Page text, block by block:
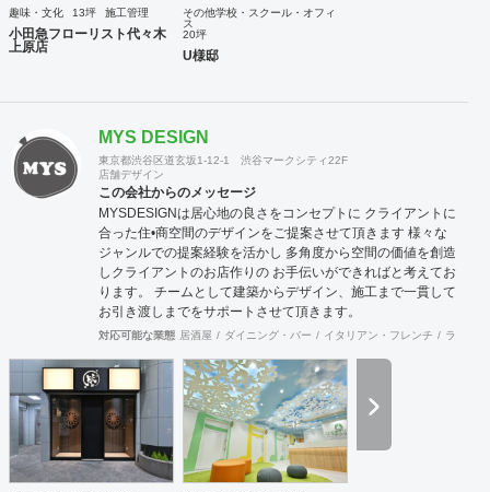
趣味・文化 13坪 施工管理
小田急フローリスト代々木
上原店
その他学校・スクール・オフィ
ス
20坪
U様邸
MYS DESIGN
東京都渋谷区道玄坂1-12-1 渋谷マークシティ22F
店舗デザイン
この会社からのメッセージ
MYSDESIGNは居心地の良さをコンセプトに クライアントに
合った住•商空間のデザインをご提案させて頂きます 様々な
ジャンルでの提案経験を活かし 多角度から空間の価値を創造
しクライアントのお店作りの お手伝いができればと考えてお
ります。 チームとして建築からデザイン、施工まで一貫して
お引き渡しまでをサポートさせて頂きます。
対応可能な業態 居酒屋 ダイニング・バー イタリアン・フレンチ ラーメ